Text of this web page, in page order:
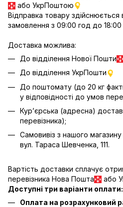
або УкрПоштою
Відправка товару
замовлення з 09:00 год до 18:00
Доставка можлива:
До відділення Нової Пошти
До відділення УкрПошти
До поштомату (до 20 кг
у відповідності до умов
Кур’єрська (адресна)
перевізника);
Самовивіз з нашого
вул. Тараса Шевченка, 111.
Вартість доставки сплачує
перевізника Нова Пошта
або
Доступні три варіанти оплати:
Оплата на розрахунковий